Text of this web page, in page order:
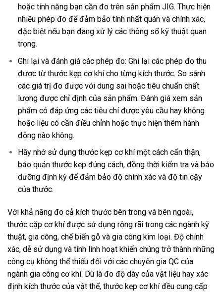
hoặc tính năng bạn cần đo trên sản phẩm JIG. Thực hiện
nhiều phép đo để đảm bảo tính nhất quán và chính xác,
đặc biệt nếu bạn đang xử lý các thông số kỹ thuật quan
trọng.
Ghi lại và đánh giá các phép đo: Ghi lại các phép đo thu
được từ thước kẹp cơ khí cho từng kích thước. So sánh
các giá trị đo được với dung sai hoặc tiêu chuẩn chất
lượng được chỉ định của sản phẩm. Đánh giá xem sản
phẩm có đáp ứng các tiêu chí được yêu cầu hay không
hoặc liệu có cần điều chỉnh hoặc thực hiện thêm hành
động nào không.
Hãy nhớ sử dụng thước kẹp cơ khí một cách cẩn thận,
bảo quản thước kẹp đúng cách, đồng thời kiểm tra và bảo
dưỡng định kỳ để đảm bảo độ chính xác và độ tin cậy
của thước.
Với khả năng đo cả kích thước bên trong và bên ngoài,
thước cặp cơ khí được sử dụng rộng rãi trong các ngành kỹ
thuật, gia công, chế biến gỗ và gia công kim loại. Độ chính
xác, dễ sử dụng và tính linh hoạt khiến chúng trở thành những
công cụ không thể thiếu đối với các chuyên gia QC của
ngành gia công cơ khí. Dù là đo độ dày của vật liệu hay xác
định kích thước của vật thể, thước kẹp cơ khí đều cung cấp